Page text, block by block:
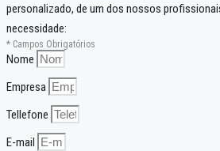
personalizado, de um dos nossos
necessidade:
* Campos Obrigatórios
Nome
Empresa
Tellefone
E-mail